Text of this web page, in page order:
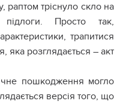
раптом тріснуло скло на
Просто так,
трапитися
яка розглядається – акт
пошкодження могло
версія того, що